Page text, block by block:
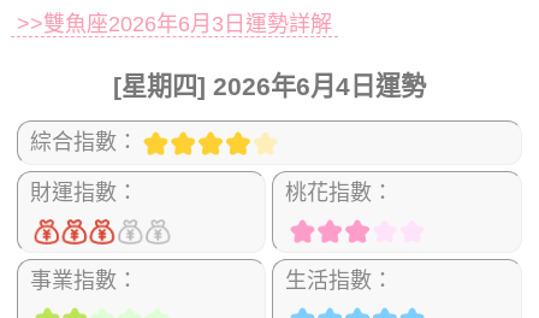
>>雙魚座2026年6月3日運勢詳解
[星期四] 2026年6月4日運勢
綜合指數：
財運指數： 桃花指數：
事業指數： 生活指數：